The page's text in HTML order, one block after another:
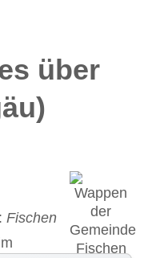
über
Fischen